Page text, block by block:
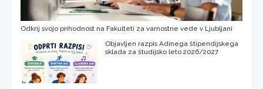
Odkrij svojo prihodnost na Fakulteti za varnostne vede v Ljubljani
Objavljen razpis Adinega štipendijskega
sklada za študijsko leto 2026/2027